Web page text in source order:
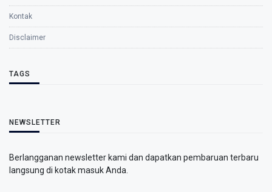
Kontak
Disclaimer
TAGS
NEWSLETTER
Berlangganan newsletter kami dan dapatkan pembaruan terbaru
langsung di kotak masuk Anda.